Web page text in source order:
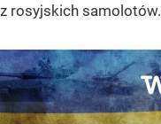
z rosyjskich samolotów.